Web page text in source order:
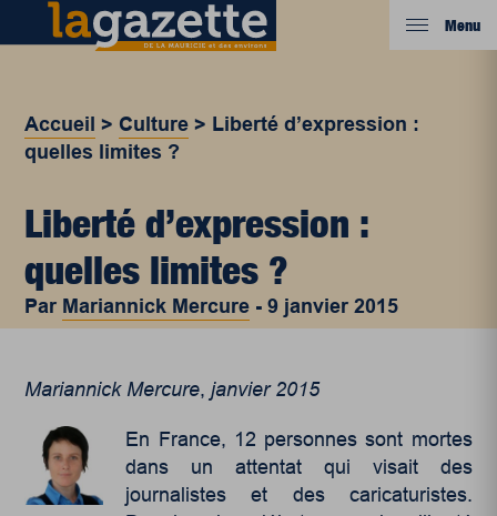
Menu
Accueil > Culture > Liberté d’expression :
quelles limites ?
Liberté d’expression :
quelles limites ?
Par Mariannick Mercure -9 janvier 2015
Mariannick Mercure, janvier 2015
En France, 12 personnes sont mortes
dans un attentat qui visait des
journalistes et des caricaturistes.